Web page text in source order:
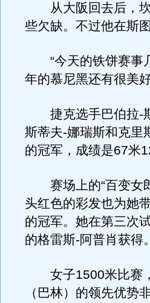
从大阪回去后，坎
些欠缺。不过他在斯
“今天的铁饼赛事
年的慕尼黑还有很美
捷克选手巴伯拉-斯
斯蒂夫-娜瑞斯和克里
的冠军，成绩是67米
赛场上的“百变女
头红色的彩发也为她
的冠军。她在第三次
的格雷斯-阿普肖获得。
女子1500米比赛，
（巴林）的领先优势